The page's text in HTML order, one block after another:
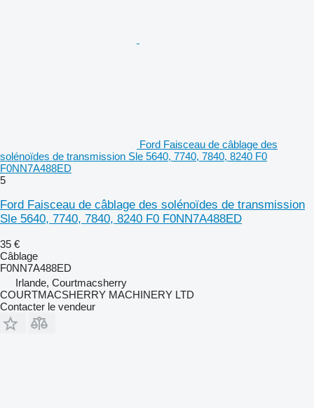
Ford Faisceau de câblage des
solénoïdes de transmission Sle 5640, 7740, 7840, 8240 F0
F0NN7A488ED
5
Ford Faisceau de câblage des solénoïdes de transmission
Sle 5640, 7740, 7840, 8240 F0 F0NN7A488ED
35 €
Câblage
F0NN7A488ED
Irlande, Courtmacsherry
COURTMACSHERRY MACHINERY LTD
Contacter le vendeur